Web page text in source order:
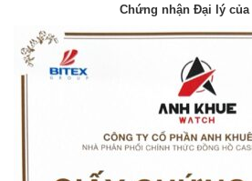
Chứng nhận Đại lý của